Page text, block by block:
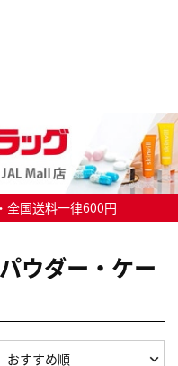
全国送料一律600円
ウダー・ケー